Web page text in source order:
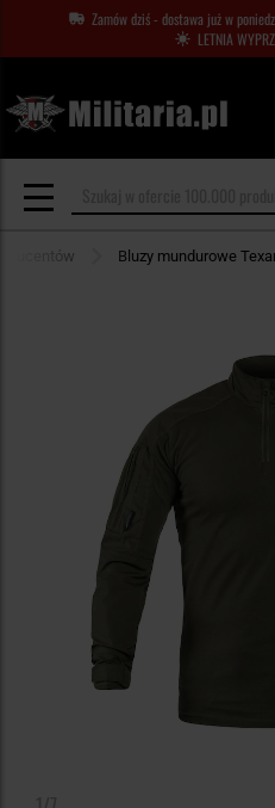
Zamów dziś - dostawa już w
LETNIA
Bluzy mundurowe